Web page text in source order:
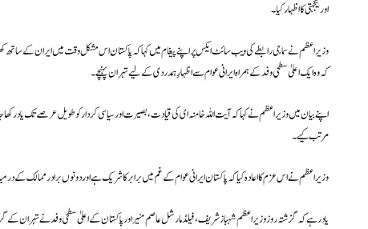
اور یکجہتی کا اظہار کیا۔
وزیراعظم نے سماجی رابطے کی ویب سائٹ ایکس پر اپنے پیغام میں کہا کہ پاکستان اس مشکل وقت میں ایران کے
کہ وہ ایک اعلیٰ سطحی وفد کے ہمراہ ایرانی عوام سے اظہارِ ہمدردی کے لیے تہران پہنچے۔
اپنے بیان میں وزیراعظم نے کہا کہ آیت اللہ خامنہ ای کی قیادت، بصیرت اور سیاسی کردار کو طویل عرصے تک یاد
مرتب کیے۔
وزیراعظم نے اس عزم کا اعادہ کیا کہ پاکستان ایرانی عوام کے غم میں برابر کا شریک ہے اور دونوں برادر ممالک کے
یاد رہے کہ گزشتہ روز وزیراعظم شہباز شریف، فیلڈ مارشل عاصم منیر اور پاکستان کے اعلیٰ سطحی وفد نے تہران کے